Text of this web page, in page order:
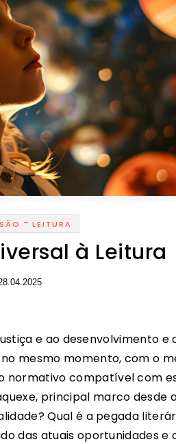
- LEITURA
à Leitura
e ao desenvolvimento e
mesmo momento, com o
normativo compatível com
principal marco desde
Qual é a pegada
das atuais oportunidades e